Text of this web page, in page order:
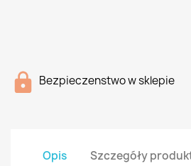
Bezpieczenstwo w sklepie
Opis Szczegóły